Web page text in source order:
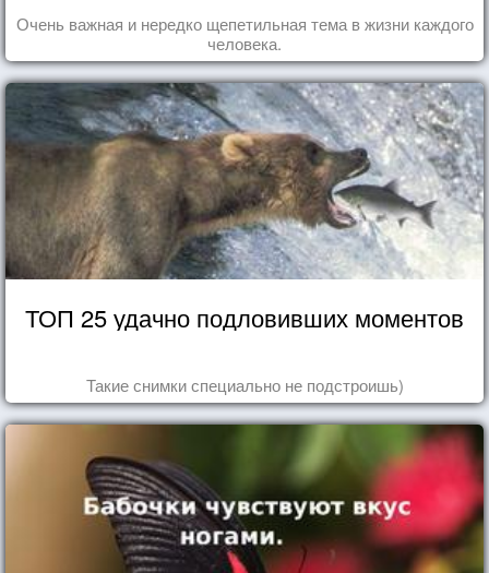
Очень важная и нередко щепетильная тема в жизни каждого
человека.
ТОП 25 удачно подловивших моментов
Такие снимки специально не подстроишь)